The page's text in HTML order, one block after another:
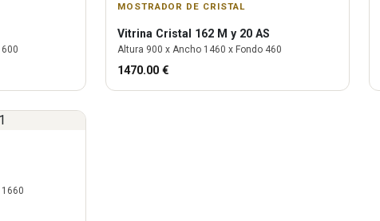
600
MOSTRADOR DE CRISTAL
Vitrina Cristal 162 M y 20 AS
Altura 900 x Ancho 1460 x Fondo 460
1470.00 €
1660